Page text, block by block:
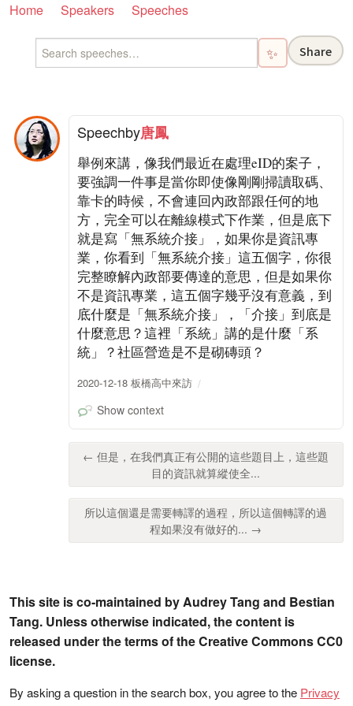
Home Speakers Speeches
✨ Share
Speechby唐鳳
舉例來講，像我們最近在處理eID的案子，
要強調一件事是當你即使像剛剛掃讀取碼、
靠卡的時候，不會連回內政部跟任何的地
方，完全可以在離線模式下作業，但是底下
就是寫「無系統介接」，如果你是資訊專
業，你看到「無系統介接」這五個字，你很
完整瞭解內政部要傳達的意思，但是如果你
不是資訊專業，這五個字幾乎沒有意義，到
底什麼是「無系統介接」，「介接」到底是
什麼意思？這裡「系統」講的是什麼「系
統」？社區營造是不是砌磚頭？
2020-12-18 板橋高中來訪
Show context
← 但是，在我們真正有公開的這些題目上，這些題
目的資訊就算縱使全...
所以這個還是需要轉譯的過程，所以這個轉譯的過
程如果沒有做好的... →
This site is co-maintained by Audrey Tang and Bestian
Tang. Unless otherwise indicated, the content is
released under the terms of the Creative Commons CC0
license.
By asking a question in the search box, you agree to the Privacy